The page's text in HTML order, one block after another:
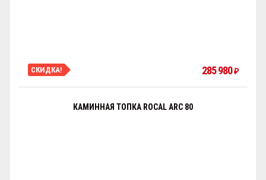
СКИДКА! 285 980₽
КАМИННАЯ ТОПКА ROCAL ARC 80